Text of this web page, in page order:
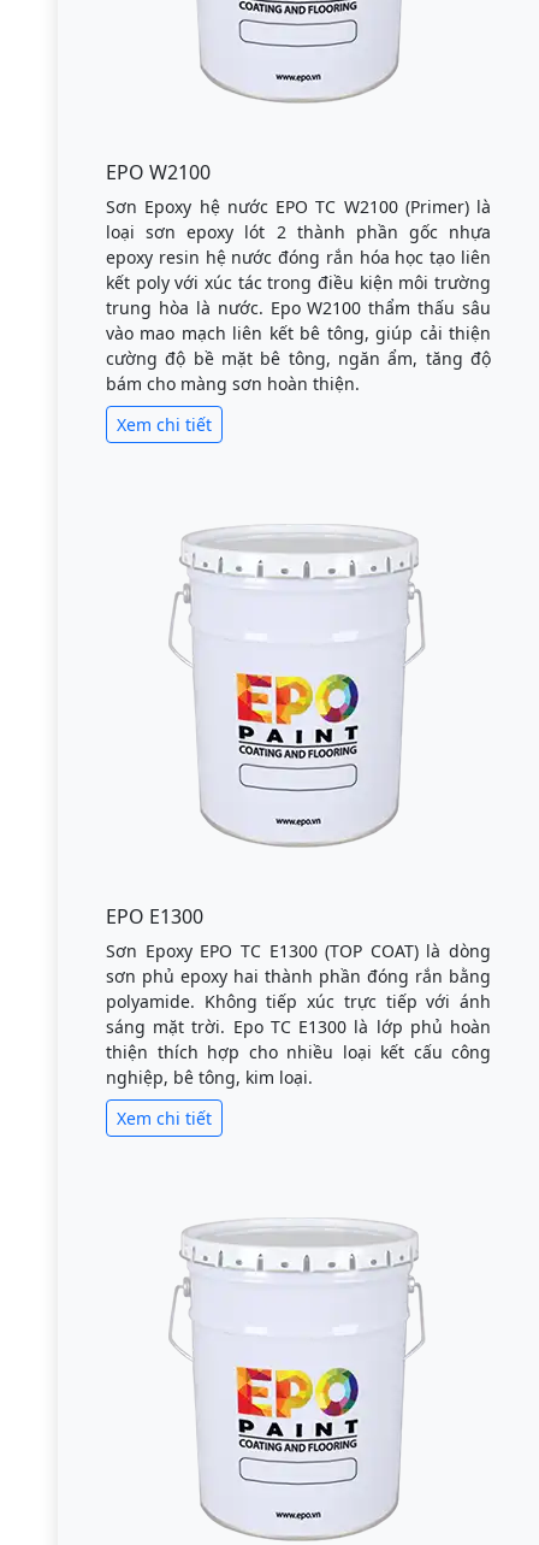
EPO W2100
Sơn Epoxy hệ nước EPO TC W2100 (Primer) là
loại sơn epoxy lót 2 thành phần gốc nhựa
epoxy resin hệ nước đóng rắn hóa học tạo liên
kết poly với xúc tác trong điều kiện môi trường
trung hòa là nước. Epo W2100 thẩm thấu sâu
vào mao mạch liên kết bê tông, giúp cải thiện
cường độ bề mặt bê tông, ngăn ẩm, tăng độ
bám cho màng sơn hoàn thiện.
Xem chi tiết
EPO E1300
Sơn Epoxy EPO TC E1300 (TOP COAT) là dòng
sơn phủ epoxy hai thành phần đóng rắn bằng
polyamide. Không tiếp xúc trực tiếp với ánh
sáng mặt trời. Epo TC E1300 là lớp phủ hoàn
thiện thích hợp cho nhiều loại kết cấu công
nghiệp, bê tông, kim loại.
Xem chi tiết